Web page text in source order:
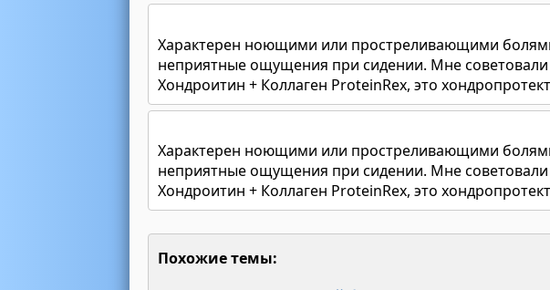
Характерен ноющими или простреливающими
неприятные ощущения при сидении. Мне
Хондроитин + Коллаген ProteinRex, это
Характерен ноющими или простреливающими
неприятные ощущения при сидении. Мне
Хондроитин + Коллаген ProteinRex, это
Похожие темы: